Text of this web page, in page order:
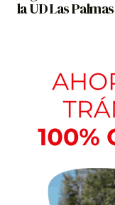
la UD Las Palmas